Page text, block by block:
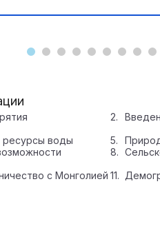
ресурсы воды
с Монголией